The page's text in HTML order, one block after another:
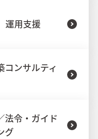
運用支援
コンサルティ
法令・ガイド
グ